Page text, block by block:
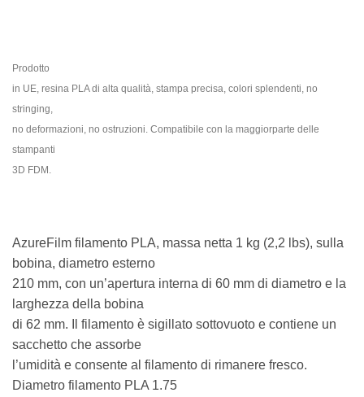
Prodotto
in UE, resina PLA di alta qualità, stampa precisa, colori splendenti, no
stringing,
no deformazioni, no ostruzioni. Compatibile con la maggiorparte delle
stampanti
3D FDM.
AzureFilm filamento PLA, massa netta 1 kg (2,2 lbs), sulla
bobina, diametro esterno
210 mm, con un’apertura interna di 60 mm di diametro e la
larghezza della bobina
di 62 mm. Il filamento è sigillato sottovuoto e contiene un
sacchetto che assorbe
l’umidità e consente al filamento di rimanere fresco.
Diametro filamento PLA 1.75